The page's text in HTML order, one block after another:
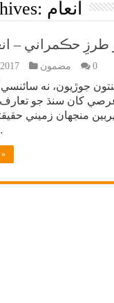
انعام
طرزِ حڪمراني –
مضمون 0
جوڙيون، نه سائنسي
کان سنڌ جو
منجهان زميني
»